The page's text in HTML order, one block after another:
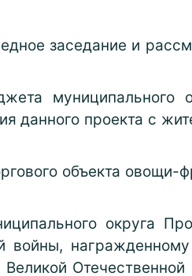
заседание и
муниципального
данного проекта с
объекта овощи-
округа
войны,
Отечественной